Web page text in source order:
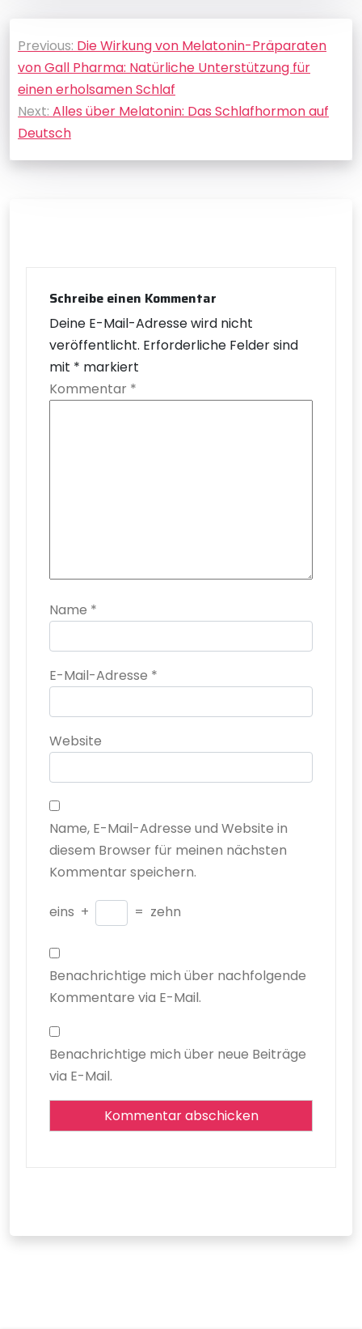
Beitragsnavigation
Previous: Die Wirkung von Melatonin-Präparaten
von Gall Pharma: Natürliche Unterstützung für
einen erholsamen Schlaf
Next: Alles über Melatonin: Das Schlafhormon auf
Deutsch
Schreibe einen Kommentar
Deine E-Mail-Adresse wird nicht
veröffentlicht. Erforderliche Felder sind
mit * markiert
Kommentar *
Name *
E-Mail-Adresse *
Website
Name, E-Mail-Adresse und Website in
diesem Browser für meinen nächsten
Kommentar speichern.
eins + = zehn
Benachrichtige mich über nachfolgende
Kommentare via E-Mail.
Benachrichtige mich über neue Beiträge
via E-Mail.